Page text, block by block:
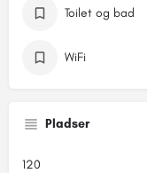
Toilet og bad
WiFi
Pladser
120